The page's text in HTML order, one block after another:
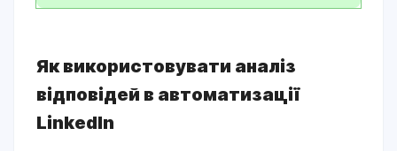
Як використовувати аналіз
відповідей в автоматизації
LinkedIn